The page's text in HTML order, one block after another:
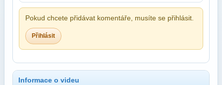
Pokud chcete přidávat komentáře, musíte se přihlásit.
Přihlásit
Informace o videu